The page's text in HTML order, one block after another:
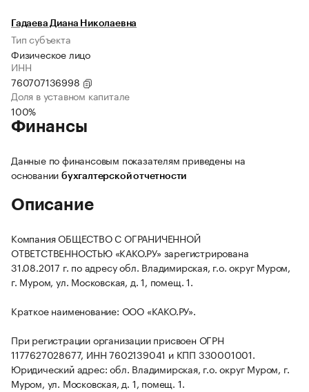
Гадаева Диана Николаевна
Тип субъекта
Физическое лицо
ИНН
760707136998
Доля в уставном капитале
100%
Финансы
Данные по финансовым показателям приведены на
основании бухгалтерской отчетности
Описание
Компания ОБЩЕСТВО С ОГРАНИЧЕННОЙ
ОТВЕТСТВЕННОСТЬЮ «КАКО.РУ» зарегистрирована
31.08.2017 г. по адресу обл. Владимирская, г.о. округ Муром,
г. Муром, ул. Московская, д. 1, помещ. 1.
Краткое наименование: ООО «КАКО.РУ».
При регистрации организации присвоен ОГРН
1177627028677, ИНН 7602139041 и КПП 330001001.
Юридический адрес: обл. Владимирская, г.о. округ Муром, г.
Муром, ул. Московская, д. 1, помещ. 1.